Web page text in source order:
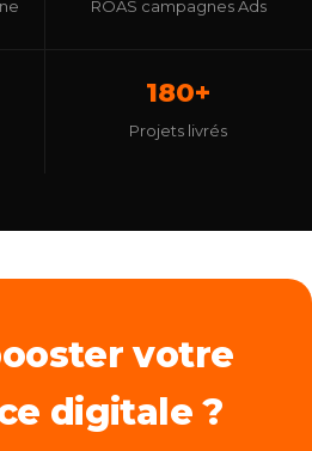
ROAS campagnes Ads
180+
Projets livrés
votre
digitale ?